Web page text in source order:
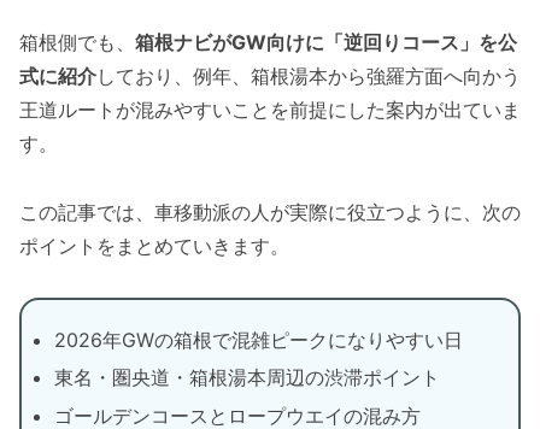
箱根側でも、 箱根ナビがGW向けに「逆回りコース」を公
式に紹介しており、例年、箱根湯本から強羅方面へ向かう
王道ルートが混みやすいことを前提にした案内が出ていま
す。
この記事では、車移動派の人が実際に役立つように、次の
ポイントをまとめていきます。
2026年GWの箱根で混雑ピークになりやすい日
東名・圏央道・箱根湯本周辺の渋滞ポイント
ゴールデンコースとロープウエイの混み方